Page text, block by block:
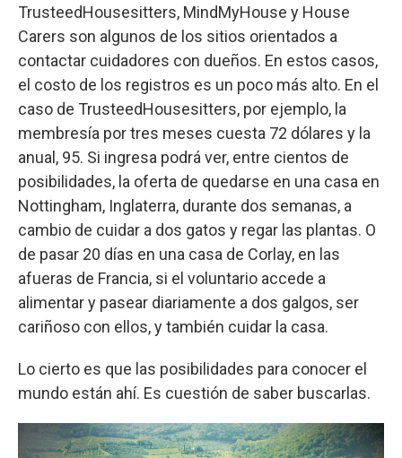
TrusteedHousesitters, MindMyHouse y House
Carers son algunos de los sitios orientados a
contactar cuidadores con dueños. En estos casos,
el costo de los registros es un poco más alto. En el
caso de TrusteedHousesitters, por ejemplo, la
membresía por tres meses cuesta 72 dólares y la
anual, 95. Si ingresa podrá ver, entre cientos de
posibilidades, la oferta de quedarse en una casa en
Nottingham, Inglaterra, durante dos semanas, a
cambio de cuidar a dos gatos y regar las plantas. O
de pasar 20 días en una casa de Corlay, en las
afueras de Francia, si el voluntario accede a
alimentar y pasear diariamente a dos galgos, ser
cariñoso con ellos, y también cuidar la casa.
Lo cierto es que las posibilidades para conocer el
mundo están ahí. Es cuestión de saber buscarlas.